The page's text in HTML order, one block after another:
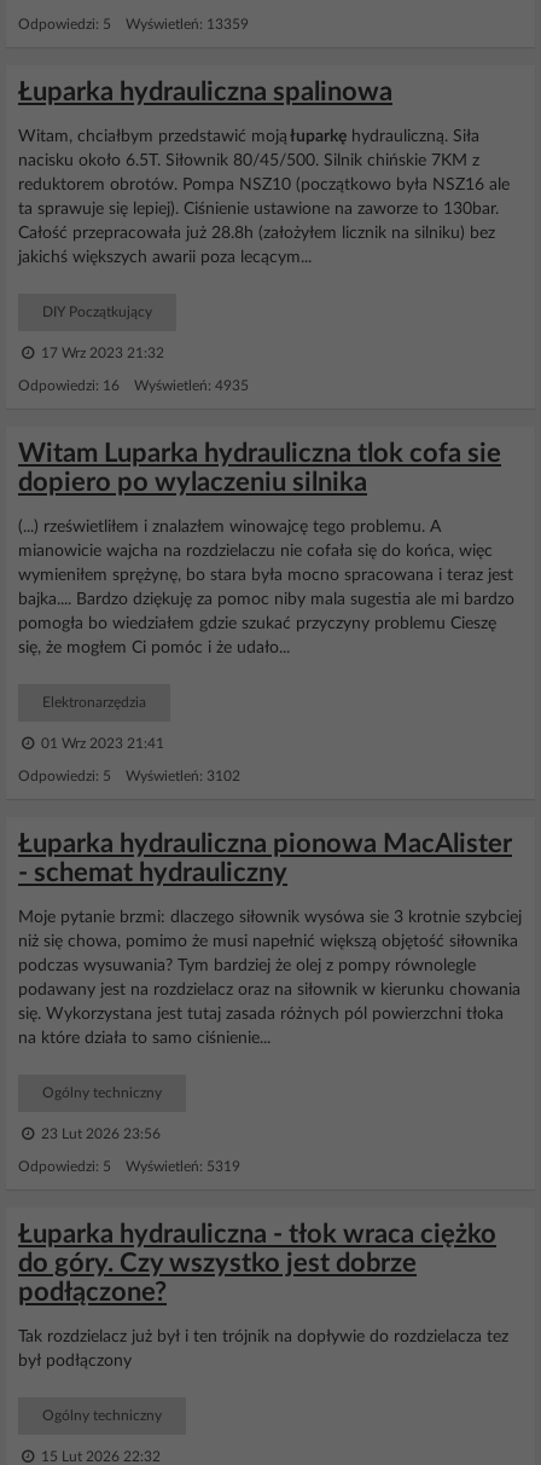
Odpowiedzi: 5 Wyświetleń: 13359
Łuparka hydrauliczna spalinowa
Witam, chciałbym przedstawić moją łuparkę hydrauliczną. Siła
nacisku około 6.5T. Siłownik 80/45/500. Silnik chińskie 7KM z
reduktorem obrotów. Pompa NSZ10 (początkowo była NSZ16 ale
ta sprawuje się lepiej). Ciśnienie ustawione na zaworze to 130bar.
Całość przepracowała już 28.8h (założyłem licznik na silniku) bez
jakichś większych awarii poza lecącym...
DIY Początkujący
17 Wrz 2023 21:32
Odpowiedzi: 16 Wyświetleń: 4935
Witam Luparka hydrauliczna tlok cofa sie
dopiero po wylaczeniu silnika
(...) rześwietliłem i znalazłem winowajcę tego problemu. A
mianowicie wajcha na rozdzielaczu nie cofała się do końca, więc
wymieniłem sprężynę, bo stara była mocno spracowana i teraz jest
bajka.... Bardzo dziękuję za pomoc niby mala sugestia ale mi bardzo
pomogła bo wiedziałem gdzie szukać przyczyny problemu Cieszę
się, że mogłem Ci pomóc i że udało...
Elektronarzędzia
01 Wrz 2023 21:41
Odpowiedzi: 5 Wyświetleń: 3102
Łuparka hydrauliczna pionowa MacAlister
- schemat hydrauliczny
Moje pytanie brzmi: dlaczego siłownik wysówa sie 3 krotnie szybciej
niż się chowa, pomimo że musi napełnić większą objętość siłownika
podczas wysuwania? Tym bardziej że olej z pompy równolegle
podawany jest na rozdzielacz oraz na siłownik w kierunku chowania
się. Wykorzystana jest tutaj zasada różnych pól powierzchni tłoka
na które działa to samo ciśnienie...
Ogólny techniczny
23 Lut 2026 23:56
Odpowiedzi: 5 Wyświetleń: 5319
Łuparka hydrauliczna - tłok wraca ciężko
do góry. Czy wszystko jest dobrze
podłączone?
Tak rozdzielacz już był i ten trójnik na dopływie do rozdzielacza tez
był podłączony
Ogólny techniczny
15 Lut 2026 22:32